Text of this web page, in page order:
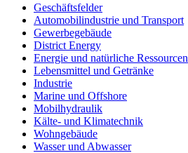
Geschäftsfelder
Automobilindustrie und Transport
Gewerbegebäude
District Energy
Energie und natürliche Ressourcen
Lebensmittel und Getränke
Industrie
Marine und Offshore
Mobilhydraulik
Kälte- und Klimatechnik
Wohngebäude
Wasser und Abwasser